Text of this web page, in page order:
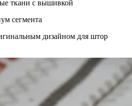
ткани с вышивкой